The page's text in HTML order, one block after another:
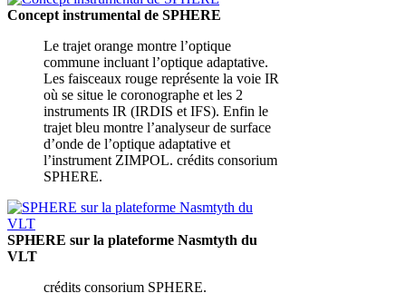
Concept instrumental de SPHERE
Le trajet orange montre l’optique
commune incluant l’optique adaptative.
Les faisceaux rouge représente la voie IR
où se situe le coronographe et les 2
instruments IR (IRDIS et IFS). Enfin le
trajet bleu montre l’analyseur de surface
d’onde de l’optique adaptative et
l’instrument ZIMPOL. crédits consorium
SPHERE.
SPHERE sur la plateforme Nasmtyth du
VLT
crédits consorium SPHERE.